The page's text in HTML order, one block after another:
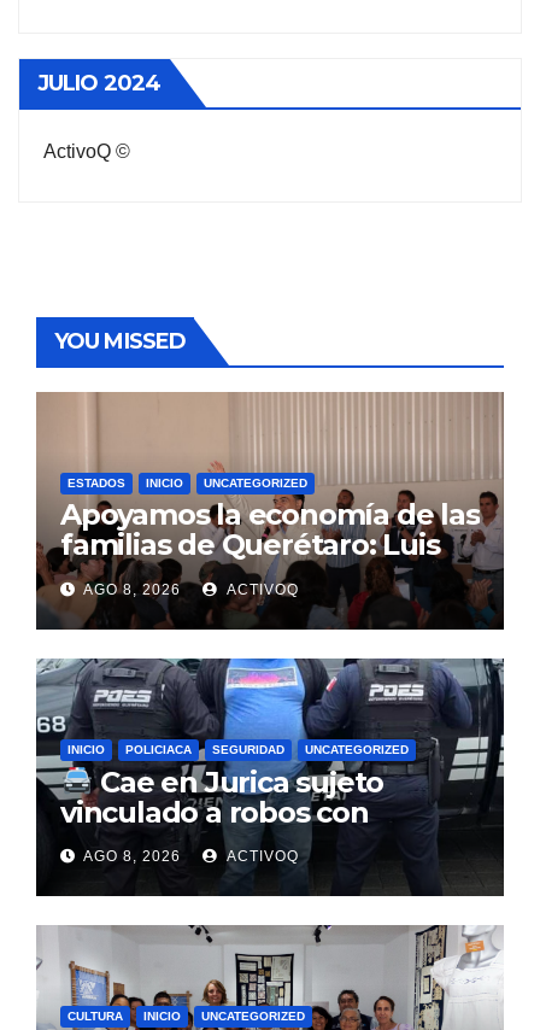
JULIO 2024
ActivoQ ©
YOU MISSED
ESTADOS INICIO UNCATEGORIZED
Apoyamos la economía de las
familias de Querétaro: Luis
Nava
AGO 8, 2026 ACTIVOQ
INICIO POLICIACA SEGURIDAD UNCATEGORIZED
Cae en Jurica sujeto
vinculado a robos con
violencia en negocios de
Querétaro y Guanajuato
AGO 8, 2026 ACTIVOQ
CULTURA INICIO UNCATEGORIZED